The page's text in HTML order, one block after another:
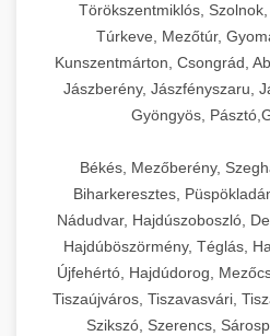
Törökszentmiklós,
Túrkeve, Mezőtúr,
Kunszentmárton, Csongrád,
Jászberény, Jászfényszaru,
Gyöngyös,
Békés, Mezőberény,
Biharkeresztes,
Nádudvar, Hajdúszoboszló,
Hajdúböszörmény, Téglás,
Újfehértó, Hajdúdorog,
Tiszaújváros, Tiszavasvári,
Szikszó, Szerencs,